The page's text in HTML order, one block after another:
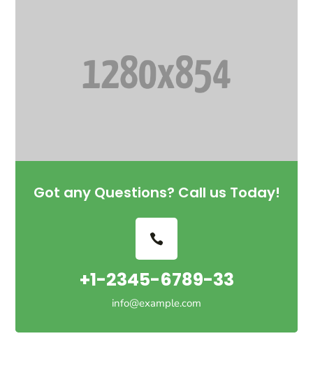
Got any Questions? Call us Today!
+1-2345-6789-33
info@example.com